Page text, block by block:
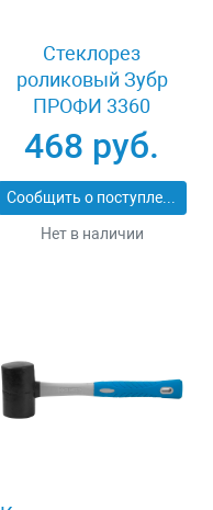
Стеклорез
роликовый Зубр
ПРОФИ 3360
468 руб.
Сообщить о поступлении
Нет в наличии